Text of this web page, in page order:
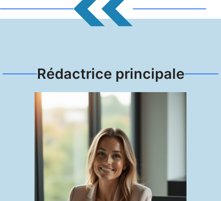
Rédactrice principale